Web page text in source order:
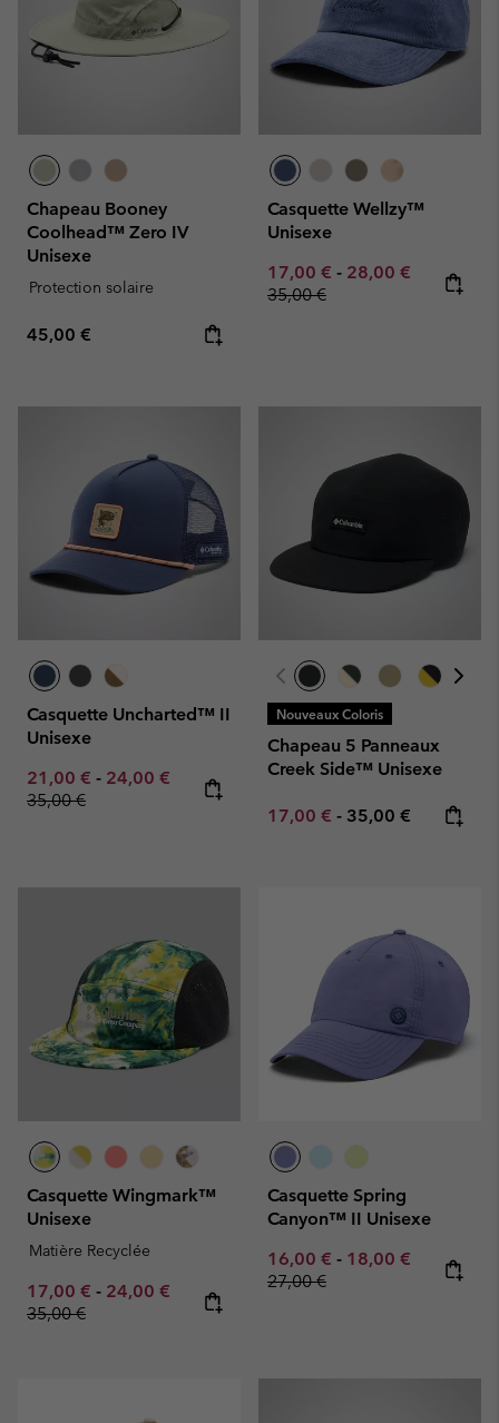
Chapeau Booney
Coolhead™ Zero IV
Unisexe
Protection solaire
Regular price:
45,00 €
Casquette Wellzy™
Unisexe
Minimum sale price:
17,00 € - Maximum sale
28,00 € Regular
35,00 €
Casquette Uncharted™ II
Unisexe
Minimum sale price:
21,00 € - Maximum sale price:
24,00 € Regular price:
35,00 €
Nouveaux Coloris
Chapeau 5 Panneaux
Creek Side™ Unisexe
Minimum sale price:
17,00 € - Maximum price:
35,00 €
Casquette Wingmark™
Unisexe
Matière Recyclée
Minimum sale price:
17,00 € - Maximum sale price:
24,00 € Regular price:
35,00 €
Casquette Spring
Canyon™ II Unisexe
Minimum sale price:
16,00 € - Maximum sale
18,00 € Regular
27,00 €